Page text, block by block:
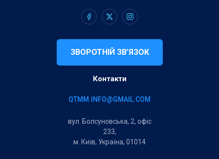
ЗВОРОТНІЙ ЗВ’ЯЗОК
Контакти
QTMM.INFO@GMAIL.COM
вул. Болсуновська, 2, офіс
233,
м. Київ, Україна, 01014